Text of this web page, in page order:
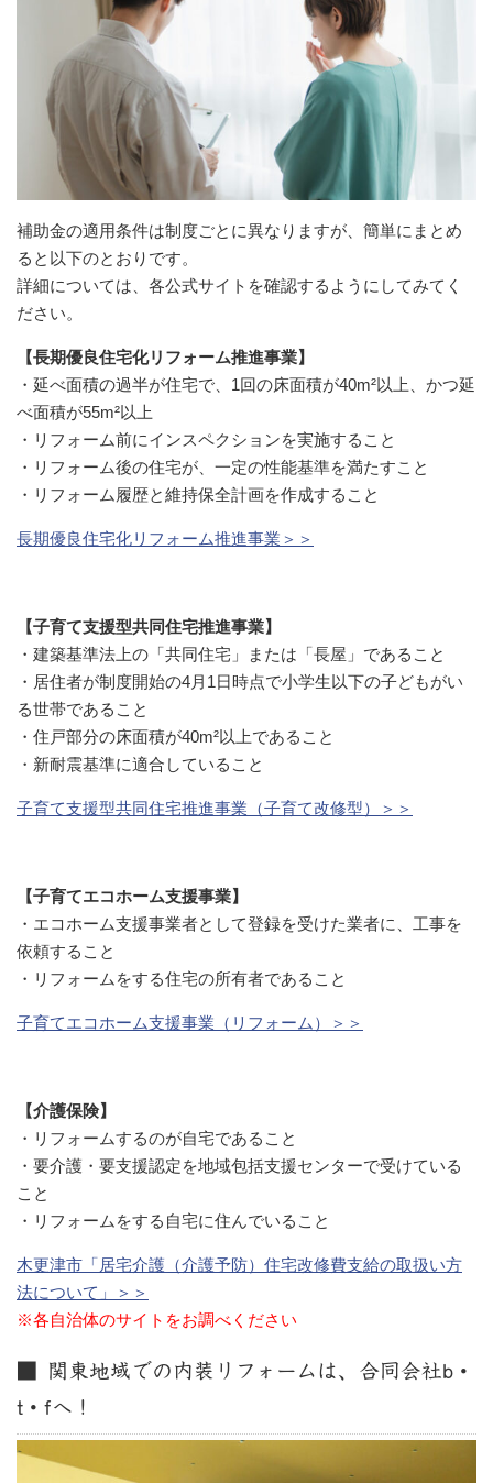
補助金の適用条件は制度ごとに異なりますが、簡単にまとめ
ると以下のとおりです。
詳細については、各公式サイトを確認するようにしてみてく
ださい。
【長期優良住宅化リフォーム推進事業】
・延べ面積の過半が住宅で、1回の床面積が40m²以上、かつ延
べ面積が55m²以上
・リフォーム前にインスペクションを実施すること
・リフォーム後の住宅が、一定の性能基準を満たすこと
・リフォーム履歴と維持保全計画を作成すること
長期優良住宅化リフォーム推進事業＞＞
【子育て支援型共同住宅推進事業】
・建築基準法上の「共同住宅」または「長屋」であること
・居住者が制度開始の4月1日時点で小学生以下の子どもがい
る世帯であること
・住戸部分の床面積が40m²以上であること
・新耐震基準に適合していること
子育て支援型共同住宅推進事業（子育て改修型）＞＞
【子育てエコホーム支援事業】
・エコホーム支援事業者として登録を受けた業者に、工事を
依頼すること
・リフォームをする住宅の所有者であること
子育てエコホーム支援事業（リフォーム）＞＞
【介護保険】
・リフォームするのが自宅であること
・要介護・要支援認定を地域包括支援センターで受けている
こと
・リフォームをする自宅に住んでいること
木更津市「居宅介護（介護予防）住宅改修費支給の取扱い方
法について」＞＞
※各自治体のサイトをお調べください
■ 関東地域での内装リフォームは、合同会社b・
t・fへ！